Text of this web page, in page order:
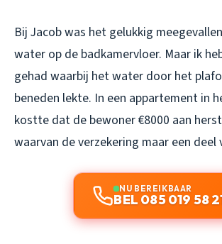
Bij Jacob was het gelukkig
water op de badkamervloer. Maar ik
gehad waarbij het water door het
beneden lekte. In een appartement in
kostte dat de bewoner €8000 aan
waarvan de verzekering maar een deel
NU BEREIKBAAR
BEL 085 019 58